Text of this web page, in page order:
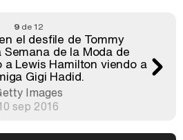
9 de 12
el desfile de Tommy
de la Moda de
a Lewis Hamilton viendo a
Gigi Hadid.
Images
sep 2016